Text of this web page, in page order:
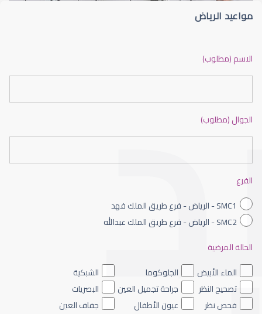
ضعف نظر الاطفال
ضعف نظر العين اليسرى
مواعيد الرياض
الاسم (مطلوب)
الجوال (مطلوب)
الفرع
SMC1 - الرياض - فرع طريق الملك فهد
SMC2 - الرياض - فرع طريق الملك عبدالله
الحالة المرضية
الماء الأبيض
الجلوكوما
الشبكية
تصحيح النظر
جراحة تجميل العين
البصريات
فحص نظر
عيون الأطفال جفاف العين